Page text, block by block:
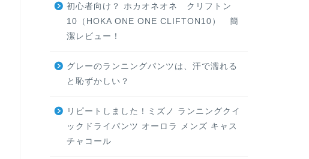
初心者向け？ ホカオネオネ クリフトン
10（HOKA ONE ONE CLIFTON10） 簡
潔レビュー！
グレーのランニングパンツは、汗で濡れる
と恥ずかしい？
リピートしました！ミズノ ランニングクイ
ックドライパンツ オーロラ メンズ キャス
チャコール